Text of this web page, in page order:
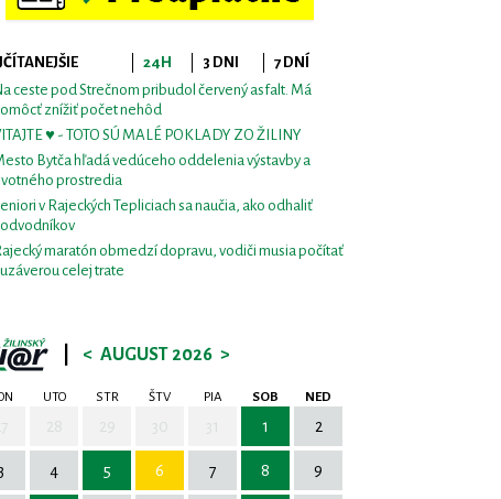
24H 3 DNI
7 DNÍ
ceste pod Strečnom pribudol červený asfalt. Má
znížiť počet nehôd
♥ - TOTO SÚ MALÉ POKLADY ZO ŽILINY
Bytča hľadá vedúceho oddelenia výstavby a
prostredia
v Rajeckých Tepliciach sa naučia, ako odhaliť
maratón obmedzí dopravu, vodiči musia počítať
celej trate
< AUGUST 2026 >
UTO STR ŠTV PIA SOB NED
1 2
4 5 6 7 8 9